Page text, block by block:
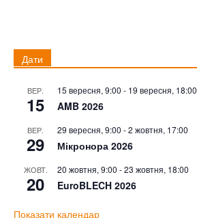
Дати
ВЕР.
15
15 вересня, 9:00 - 19 вересня, 18:00
AMB 2026
ВЕР.
29
29 вересня, 9:00 -2 жовтня, 17:00
Мікронора 2026
ЖОВТ.
20
20 жовтня, 9:00 -23 жовтня, 18:00
EuroBLECH 2026
Показати календар